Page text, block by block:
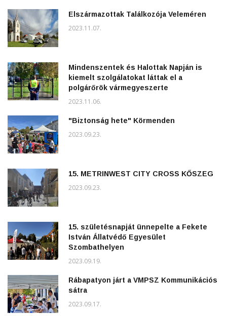
Elszármazottak Találkozója Veleméren
2023.11.07.
Mindenszentek és Halottak Napján is
kiemelt szolgálatokat láttak el a
polgárőrök vármegyeszerte
2023.11.06.
"Biztonság hete" Körmenden
2023.09.23.
15. METRINWEST CITY CROSS KŐSZEG
2023.09.23.
15. születésnapját ünnepelte a Fekete
István Állatvédő Egyesület
Szombathelyen
2023.09.19.
Rábapatyon járt a VMPSZ Kommunikációs
sátra
2023.09.17.